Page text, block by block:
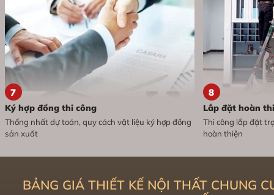
7
Ký hợp đồng thi công
Thống nhất dự toán, quy cách vật liệu ký hợp đồng
sản xuất
8
Lắp đặt hoàn
Thi công lắp đặt
hoàn thiện
BẢNG GIÁ THIẾT KẾ NỘI THẤT CHUNG